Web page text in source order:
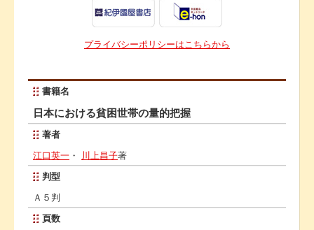
プライバシーポリシーはこちらから
書籍名
日本における貧困世帯の量的把握
著者
江口英一 ・ 川上昌子著
判型
Ａ５判
頁数